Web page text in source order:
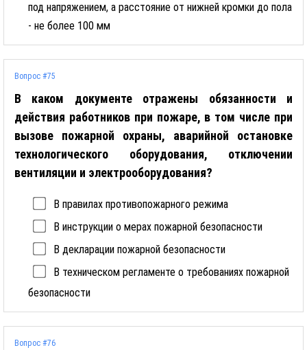
под напряжением, а расстояние от нижней кромки до пола
- не более 100 мм
Вопрос #75
В каком документе отражены обязанности и
действия работников при пожаре, в том числе при
вызове пожарной охраны, аварийной остановке
технологического оборудования, отключении
вентиляции и электрооборудования?
В правилах противопожарного режима
В инструкции о мерах пожарной безопасности
В декларации пожарной безопасности
В техническом регламенте о требованиях пожарной
безопасности
Вопрос #76